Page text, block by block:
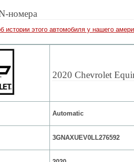
номера
истории этого автомобиля у нашего
2020 Chevrolet
Automatic
3GNAXUEV0LL276592